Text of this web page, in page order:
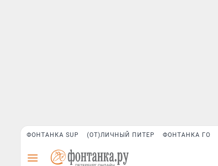
ФОНТАНКА SUP (ОТ)ЛИЧНЫЙ ПИТЕР ФОНТАНКА ГО